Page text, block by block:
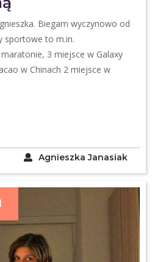
Biegam wyczynowo od
sportowe to m.in.
3 miejsce w Galaxy
w Chinach 2 miejsce w
Agnieszka Janasiak